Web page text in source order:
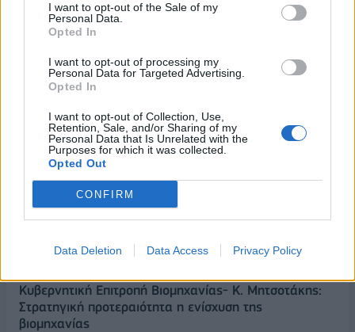
I want to opt-out of the Sale of my
Personal Data.
Opted In
I want to opt-out of processing my
Personal Data for Targeted Advertising.
Opted In
I want to opt-out of Collection, Use,
Retention, Sale, and/or Sharing of my
Personal Data that Is Unrelated with the
Purposes for which it was collected.
Opted Out
CONFIRM
Data Deletion Data Access Privacy Policy
ΡΟΗ ΕΙΔΗΣΕΩΝ
Χρηματιστήριο: Πτώση κατά 0,59%, στα 320,42
εκατ. ευρώ ο τζίρος
06/08/2026 - 18:10 ΟΙΚΟΝΟΜΙΑ
ΟΠΕΚΑ: Αύριο η δεύτερη πληρωμή των δικαιούχων
ΟΙΚΟΝΟΜΙΑ
Κυβερνητική Επιτροπή Βιομηχανίας- Κ. Μητσοτάκης:
Στρατηγική προτεραιότητα η ενίσχυση της
βιομηχανίας